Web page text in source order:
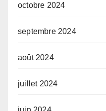
octobre 2024
septembre 2024
août 2024
juillet 2024